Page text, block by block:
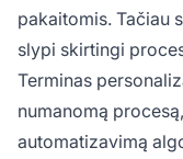
pakaitomis. Tačiau
slypi skirtingi
Terminas
numanomą
automatizavimą